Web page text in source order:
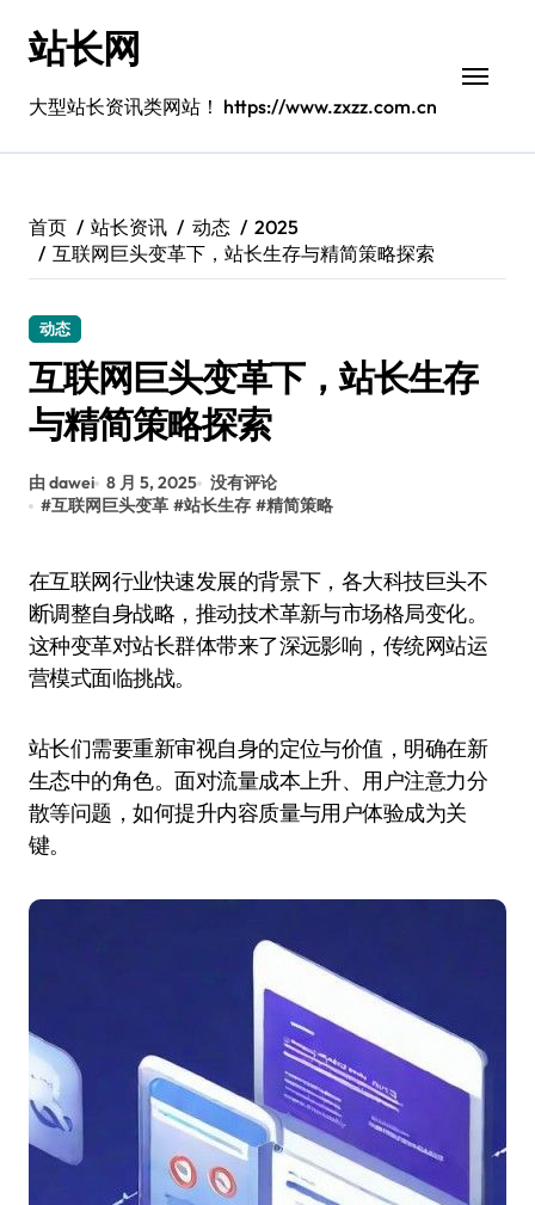
站长网
大型站长资讯类网站！ https://www.zxzz.com.cn
首页 站长资讯 动态
2025
互联网巨头变革下，站长生存与精简策略探索
动态
互联网巨头变革下，站长生存
与精简策略探索
由 dawei 8 月 5, 2025 没有评论
#互联网巨头变革 #站长生存 #精简策略
在互联网行业快速发展的背景下，各大科技巨头不
断调整自身战略，推动技术革新与市场格局变化。
这种变革对站长群体带来了深远影响，传统网站运
营模式面临挑战。
站长们需要重新审视自身的定位与价值，明确在新
生态中的角色。面对流量成本上升、用户注意力分
散等问题，如何提升内容质量与用户体验成为关
键。